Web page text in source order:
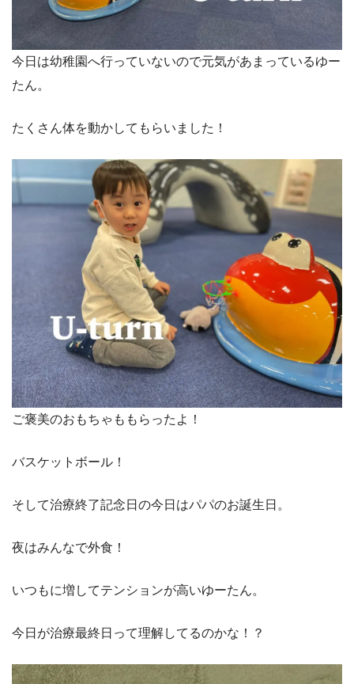
今日は幼稚園へ行っていないので元気があまっているゆー
たん。
たくさん体を動かしてもらいました！
ご褒美のおもちゃももらったよ！
バスケットボール！
そして治療終了記念日の今日はパパのお誕生日。
夜はみんなで外食！
いつもに増してテンションが高いゆーたん。
今日が治療最終日って理解してるのかな！？